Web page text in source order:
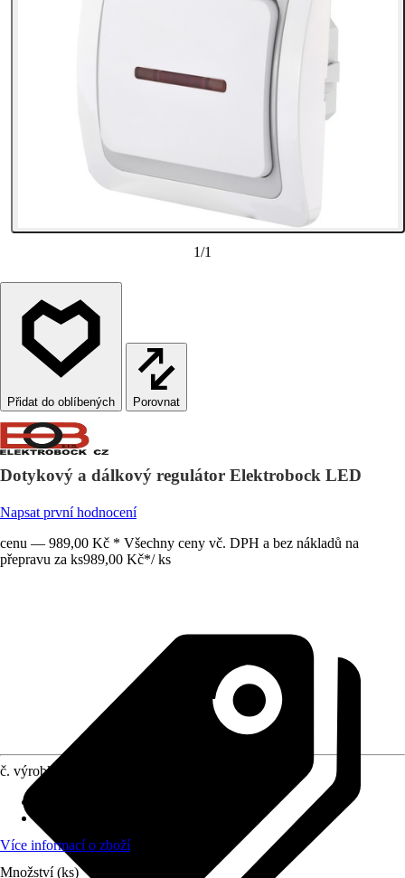
1/1
Porovnat
Dotykový a dálkový regulátor Elektrobock LED
Napsat první hodnocení
cenu — 989,00 Kč * Všechny ceny vč. DPH a bez nákladů na
přepravu za ks989,00 Kč*/ ks
č. výrobku
Více informací o zboží
Množství (ks)